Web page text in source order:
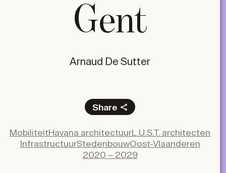
Gent
Arnaud De Sutter
Share
X
LinkedIn
MobiliteitHavana architectuurL.U.S.T. architecten
InfrastructuurStedenbouwOost-Vlaanderen
2020 – 2029